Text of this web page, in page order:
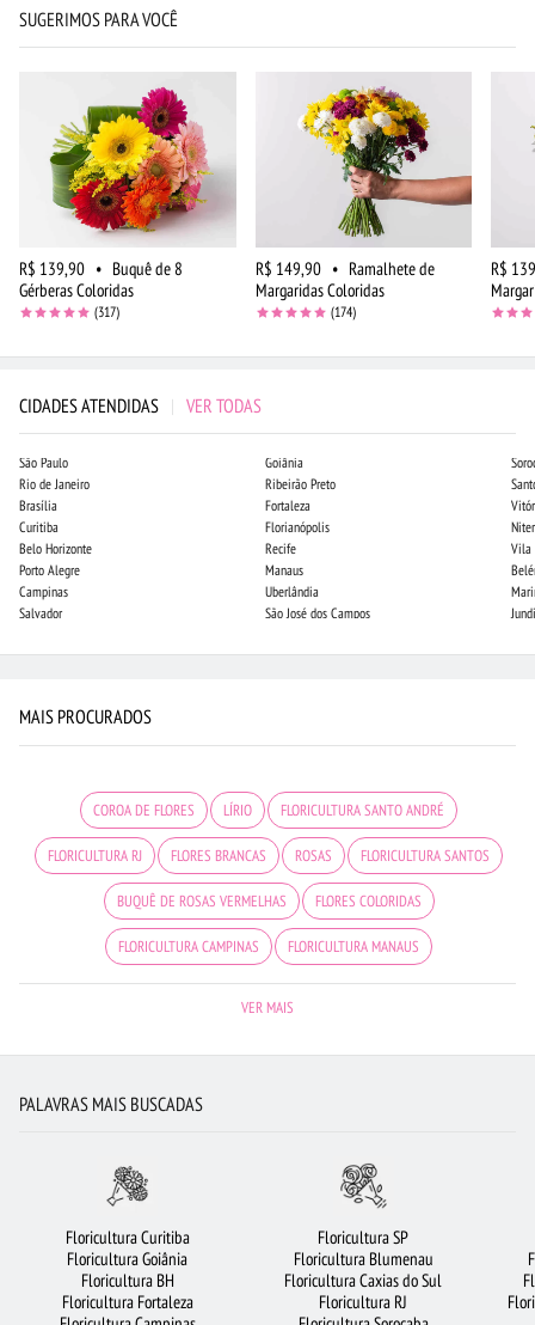
SUGERIMOS PARA VOCÊ
R$ 139,90 • Buquê de 8
Gérberas Coloridas
(317)
R$ 149,90 • Ramalhete de
Margaridas Coloridas
(174)
R$
CIDADES ATENDIDAS | VER TODAS
São Paulo
Rio de Janeiro
Brasília
Curitiba
Belo Horizonte
Porto Alegre
Campinas
Salvador
Goiânia
Ribeirão Preto
Fortaleza
Florianópolis
Recife
Manaus
Uberlândia
São José dos Campos
Vila
MAIS PROCURADOS
COROA DE FLORES LÍRIO FLORICULTURA SANTO ANDRÉ
FLORICULTURA RJ FLORES BRANCAS ROSAS FLORICULTURA SANTOS
BUQUÊ DE ROSAS VERMELHAS FLORES COLORIDAS
FLORICULTURA CAMPINAS FLORICULTURA MANAUS
FLORICULTURA UBERLÂNDIA FLORICULTURA GUARULHOS
FLORICULTURA RECIFE ORQUÍDEAS FLORES DO CAMPO
FLORICULTURA CURITIBA ROSAS VERMELHAS FLORES VERMELHAS
VER MAIS
PALAVRAS MAIS BUSCADAS
Floricultura Curitiba
Floricultura Goiânia
Floricultura BH
Floricultura Fortaleza
Floricultura SP
Floricultura Blumenau
Floricultura Caxias do Sul
Floricultura RJ